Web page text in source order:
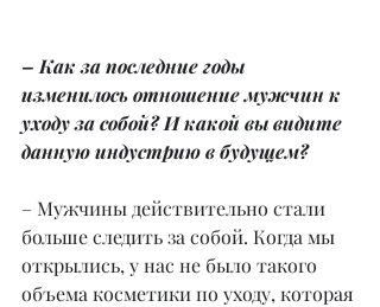
– Как за последние годы
изменилось отношение мужчин к
уходу за собой? И какой вы видите
данную индустрию в будущем?
– Мужчины действительно стали
больше следить за собой. Когда мы
открылись, у нас не было такого
объема косметики по уходу, которая